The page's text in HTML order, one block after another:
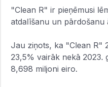
"Clean R" ir pieņēmusi
atdalīšanu un
Jau ziņots, ka "Clean R"
23,5% vairāk nekā 2023.
8,698 miljoni eiro.